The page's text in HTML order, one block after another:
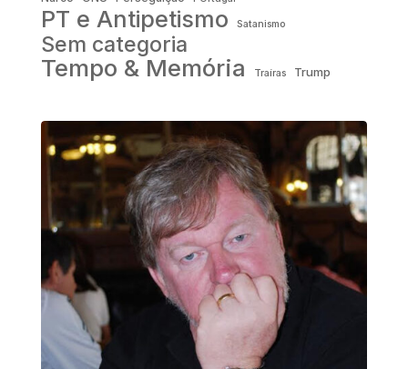
PT e Antipetismo Satanismo
Sem categoria
Tempo & Memória Traíras Trump